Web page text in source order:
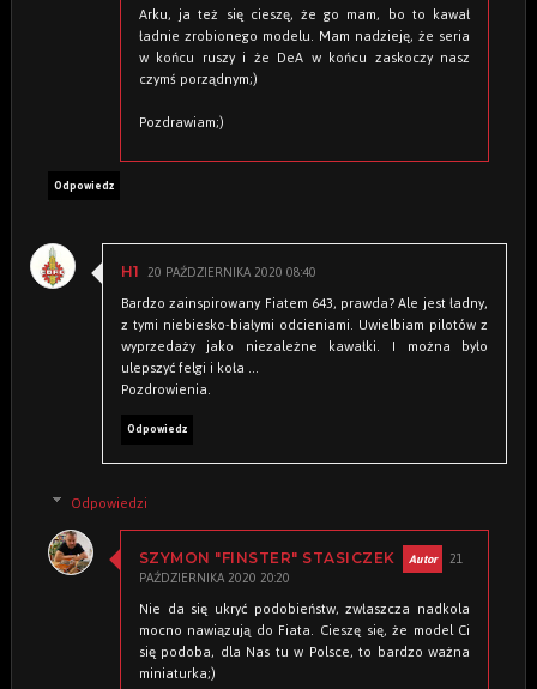
Arku, ja też się cieszę, że go mam, bo to kawał
ładnie zrobionego modelu. Mam nadzieję, że seria
w końcu ruszy i że DeA w końcu zaskoczy nasz
czymś porządnym;)
Pozdrawiam;)
Odpowiedz
H1 20 PAŹDZIERNIKA 2020 08:40
Bardzo zainspirowany Fiatem 643, prawda? Ale jest ładny,
z tymi niebiesko-białymi odcieniami. Uwielbiam pilotów z
wyprzedaży jako niezależne kawałki. I można było
ulepszyć felgi i koła ...
Pozdrowienia.
Odpowiedz
Odpowiedzi
SZYMON "FINSTER" STASICZEK 21
PAŹDZIERNIKA 2020 20:20
Nie da się ukryć podobieństw, zwłaszcza nadkola
mocno nawiązują do Fiata. Cieszę się, że model Ci
się podoba, dla Nas tu w Polsce, to bardzo ważna
miniaturka;)